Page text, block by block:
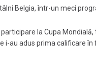
Belgia, într-un meci
la Cupa
i-au adus prima calificare